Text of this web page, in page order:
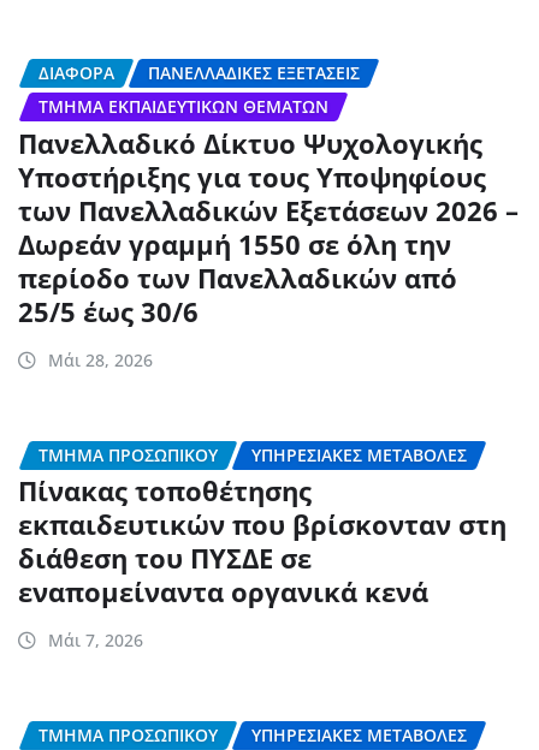
ΔΙΆΦΟΡΑ
ΠΑΝΕΛΛΑΔΙΚΈΣ ΕΞΕΤΆΣΕΙΣ
ΤΜΉΜΑ ΕΚΠΑΙΔΕΥΤΙΚΏΝ ΘΕΜΆΤΩΝ
Πανελλαδικό Δίκτυο Ψυχολογικής
Υποστήριξης για τους Υποψηφίους
των Πανελλαδικών Εξετάσεων 2026 –
Δωρεάν γραμμή 1550 σε όλη την
περίοδο των Πανελλαδικών από
25/5 έως 30/6
Μάι 28, 2026
ΤΜΉΜΑ ΠΡΟΣΩΠΙΚΟΎ ΥΠΗΡΕΣΙΑΚΈΣ ΜΕΤΑΒΟΛΈΣ
Πίνακας τοποθέτησης
εκπαιδευτικών που βρίσκονταν στη
διάθεση του ΠΥΣΔΕ σε
εναπομείναντα οργανικά κενά
Μάι 7, 2026
ΤΜΉΜΑ ΠΡΟΣΩΠΙΚΟΎ ΥΠΗΡΕΣΙΑΚΈΣ ΜΕΤΑΒΟΛΈΣ